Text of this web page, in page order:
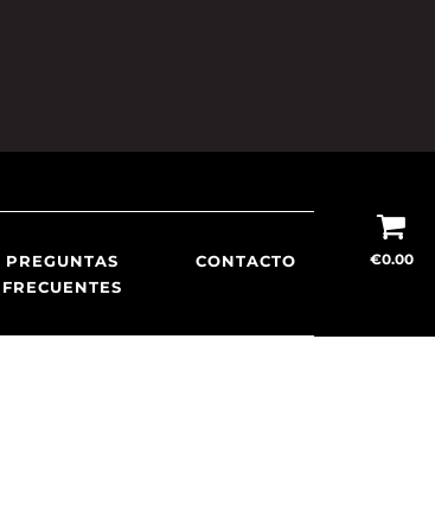
€0.00
PREGUNTAS
FRECUENTES
CONTACTO